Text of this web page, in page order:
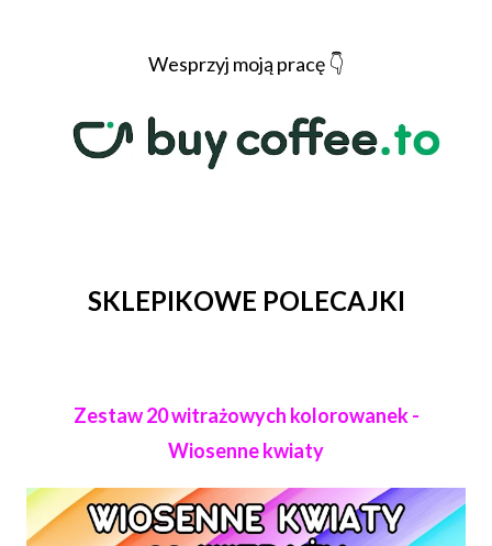
Wesprzyj moją pracę 👇
SKLEPIKOWE POLECAJKI
Zestaw 20 witrażowych kolorowanek -
Wiosenne kwiaty